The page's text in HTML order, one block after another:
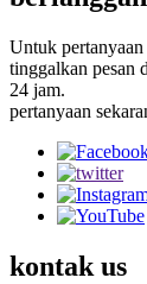
Untuk
tinggalkan pesan
24 jam.
pertanyaan
kontakus